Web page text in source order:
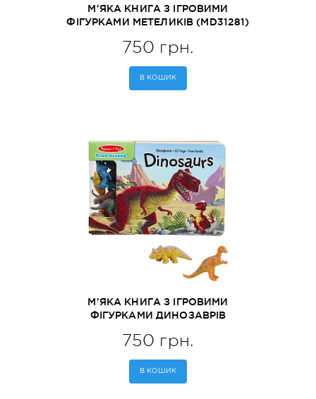
М'ЯКА КНИГА З ІГРОВИМИ
ФІГУРКАМИ МЕТЕЛИКІВ (MD31281)
750 грн.
В КОШИК
М'ЯКА КНИГА З ІГРОВИМИ
ФІГУРКАМИ ДИНОЗАВРІВ
750 грн.
В КОШИК